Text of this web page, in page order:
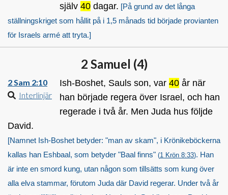
själv 40 dagar. [På grund av det långa
ställningskriget som hållit på i 1,5 månads tid började provianten
för Israels armé att tryta.]
2 Samuel (4)
2 Sam 2:10
Interlinjär
Ish-Boshet, Sauls son, var 40 år när
han började regera över Israel, och han
regerade i två år. Men Juda hus följde
David.
[Namnet Ish-Boshet betyder: "man av skam", i Krönikeböckerna
kallas han Eshbaal, som betyder "Baal finns" (1 Krön 8:33). Han
är inte en smord kung, utan någon som tillsätts som kung över
alla elva stammar, förutom Juda där David regerar. Under två år